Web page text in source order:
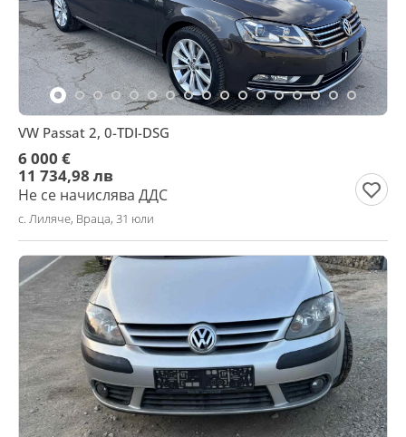
VW Passat 2, 0-TDI-DSG
6 000 €
11 734,98 лв
Не се начислява ДДС
с. Лиляче, Враца, 31 юли